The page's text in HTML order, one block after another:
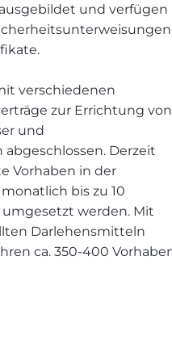
und verfügen
verschiedenen
zur Errichtung von
und
Derzeit
Vorhaben in der
bis zu 10
werden. Mit
Darlehensmitteln
ca. 350-400